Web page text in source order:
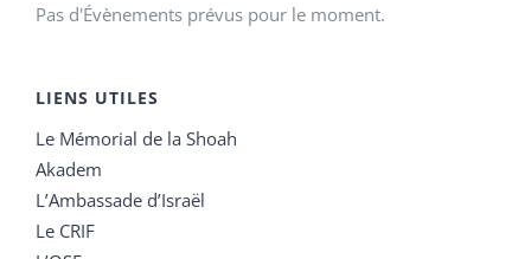
Pas d'Évènements prévus pour le moment.
LIENS UTILES
Le Mémorial de la Shoah
Akadem
L’Ambassade d’Israël
Le CRIF